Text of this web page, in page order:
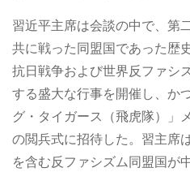
習近平主席は会談の中で、第
共に戦った同盟国であった歴
抗日戦争および世界反ファシ
する盛大な行事を開催し、か
グ・タイガース（飛虎隊）」
の閲兵式に招待した。習主席
を含む反ファシズム同盟国が